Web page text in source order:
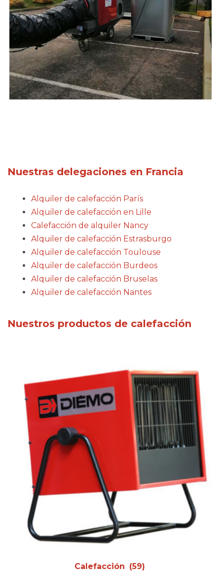
Nuestras delegaciones en Francia
Alquiler de calefacción París
Alquiler de calefacción en Lille
Calefacción de alquiler Nancy
Alquiler de calefacción Estrasburgo
Alquiler de calefacción Toulouse
Alquiler de calefacción Burdeos
Alquiler de calefacción Bruselas
Alquiler de calefacción Nantes
Nuestros productos de calefacción
Calefacción (59)